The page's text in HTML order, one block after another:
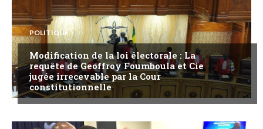
POLITIQUE
Modification de la loi électorale : La
requête de Geoffroy Foumboula et Cie
jugée irrecevable par la Cour
constitutionnelle